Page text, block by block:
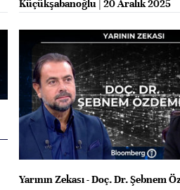
Küçükşabanoğlu | 20 Aralık 2025
Yarının Zekası - Doç. Dr. Şebnem